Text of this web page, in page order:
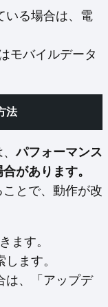
いる場合は、電
モバイルデータ
法
、パフォーマンス
があります。
とで、動作が改
ます。
ます。
は、「アップデ